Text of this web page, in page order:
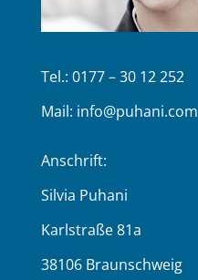
Tel.: 0177 – 30 12 252
Mail: info@puhani.com
Anschrift:
Silvia Puhani
Karlstraße 81a
38106 Braunschweig